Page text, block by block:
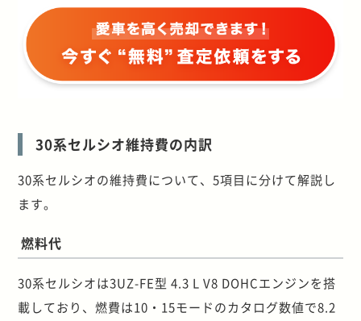
30系セルシオ維持費の内訳
30系セルシオの維持費について、5項目に分けて解説し
ます。
燃料代
30系セルシオは3UZ-FE型 4.3 L V8 DOHCエンジンを搭
載しており、燃費は10・15モードのカタログ数値で8.2